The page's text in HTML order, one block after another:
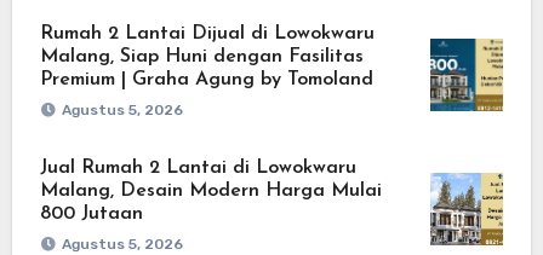
Rumah 2 Lantai Dijual di Lowokwaru
Malang, Siap Huni dengan Fasilitas
Premium | Graha Agung by Tomoland
Agustus 5, 2026
Jual Rumah 2 Lantai di Lowokwaru
Malang, Desain Modern Harga Mulai
800 Jutaan
Agustus 5, 2026